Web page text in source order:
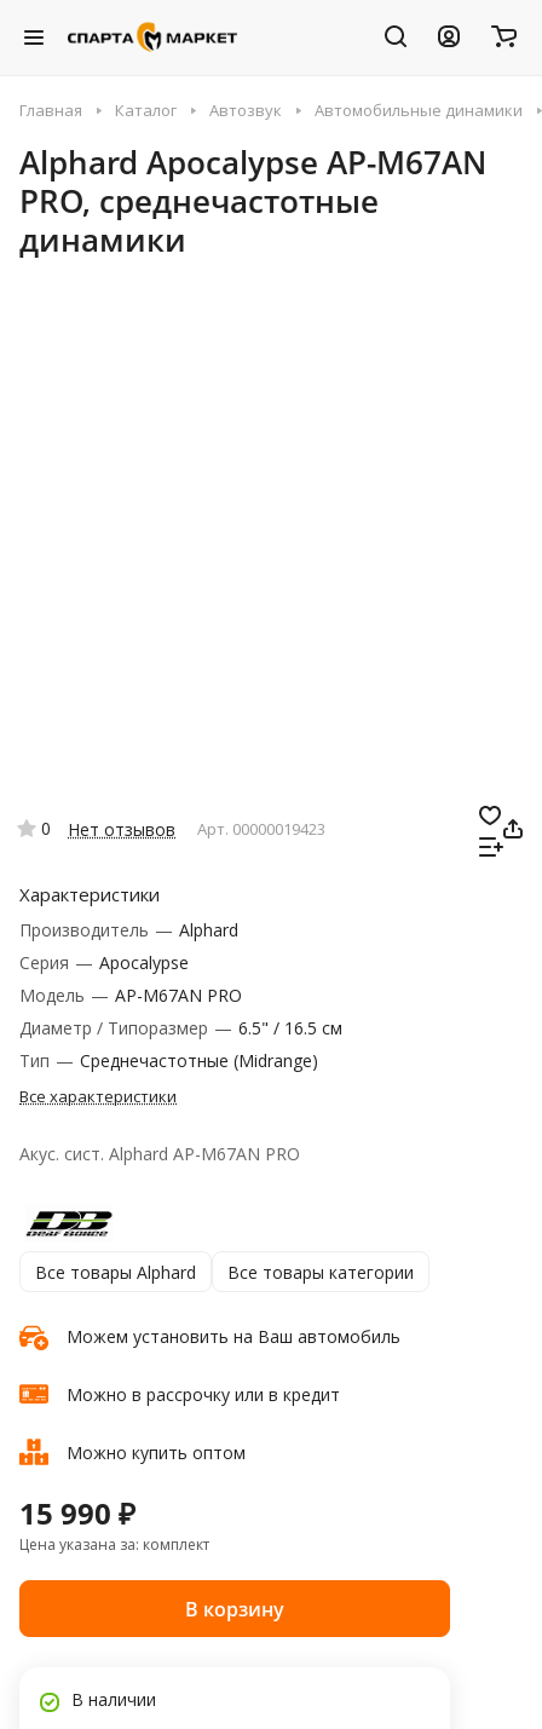
Главная Каталог Автозвук Автомобильные динамики
Alphard Apocalypse AP-M67AN
PRO, среднечастотные
динамики
0 Нет отзывов Арт. 00000019423
Характеристики
Производитель — Alphard
Серия — Apocalypse
Модель — AP-M67AN PRO
Диаметр / Типоразмер — 6.5" / 16.5 см
Тип — Среднечастотные (Midrange)
Все характеристики
Акус. сист. Alphard AP-M67AN PRO
Все товары Alphard Все товары категории
Можем установить на Ваш автомобиль
Можно в рассрочку или в кредит
Можно купить оптом
15 990 ₽
Цена указана за: комплект
В корзину
В наличии